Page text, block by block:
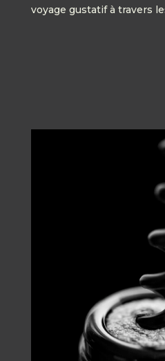
voyage gustatif à travers